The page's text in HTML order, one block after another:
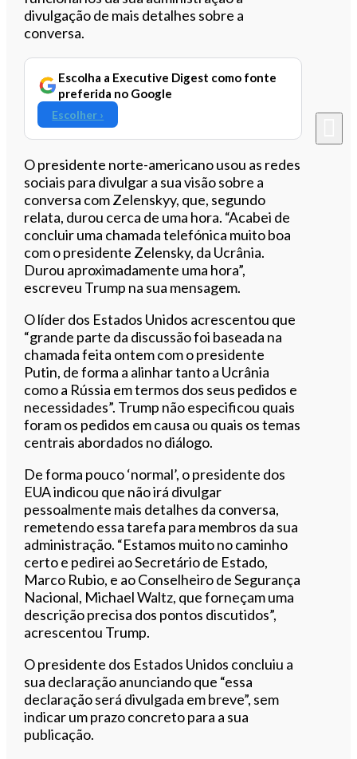
divulgação de mais detalhes sobre a
conversa.
Escolha a Executive Digest como fonte
preferida no Google
Escolher ›
O presidente norte-americano usou as redes
sociais para divulgar a sua visão sobre a
conversa com Zelenskyy, que, segundo
relata, durou cerca de uma hora. “Acabei de
concluir uma chamada telefónica muito boa
com o presidente Zelensky, da Ucrânia.
Durou aproximadamente uma hora”,
escreveu Trump na sua mensagem.
O líder dos Estados Unidos acrescentou que
“grande parte da discussão foi baseada na
chamada feita ontem com o presidente
Putin, de forma a alinhar tanto a Ucrânia
como a Rússia em termos dos seus pedidos e
necessidades”. Trump não especificou quais
foram os pedidos em causa ou quais os temas
centrais abordados no diálogo.
De forma pouco ‘normal’, o presidente dos
EUA indicou que não irá divulgar
pessoalmente mais detalhes da conversa,
remetendo essa tarefa para membros da sua
administração. “Estamos muito no caminho
certo e pedirei ao Secretário de Estado,
Marco Rubio, e ao Conselheiro de Segurança
Nacional, Michael Waltz, que forneçam uma
descrição precisa dos pontos discutidos”,
acrescentou Trump.
O presidente dos Estados Unidos concluiu a
sua declaração anunciando que “essa
declaração será divulgada em breve”, sem
indicar um prazo concreto para a sua
publicação.